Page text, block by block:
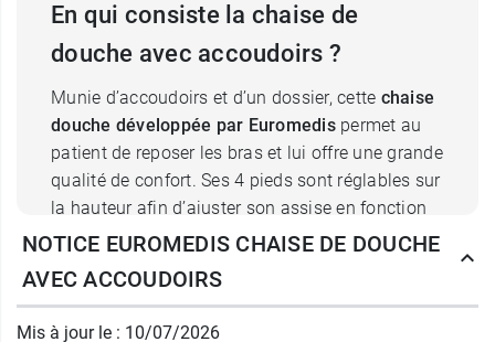
En qui consiste la chaise de
douche avec accoudoirs ?
Munie d’accoudoirs et d’un dossier, cette chaise
douche développée par Euromedispermet au
patient de reposer les bras et lui offre une grande
qualité de confort. Ses 4 pieds sont réglables sur
la hauteur afin d’ajuster son assise en fonction
de la taille de l’utilisateur. Les empiétements
de cette chaise sur le sol du bac à douche,
NOTICE EUROMEDIS CHAISE DE DOUCHE
AVEC ACCOUDOIRS
Mis à jour le : 10/07/2026